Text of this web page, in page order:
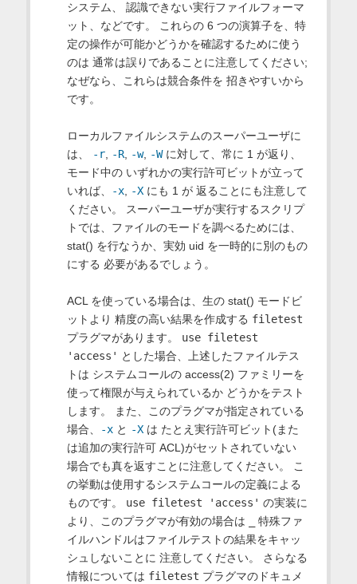
システム、 認識できない実行ファイルフォーマ
ット、などです。 これらの 6 つの演算子を、特
定の操作が可能かどうかを確認するために使う
のは 通常は誤りであることに注意してください;
なぜなら、これらは競合条件を 招きやすいから
です。
ローカルファイルシステムのスーパーユーザに
は、
-r, -R, -w, -Wに対して、常に 1 が返り、
モード中の いずれかの実行許可ビットが立って
いれば、
-x, -Xにも 1 が 返ることにも注意して
ください。 スーパーユーザが実行するスクリプ
トでは、ファイルのモードを調べるためには、
stat() を行なうか、実効 uid を一時的に別のもの
にする 必要があるでしょう。
ACL を使っている場合は、生の stat() モードビ
ットより 精度の高い結果を作成する filetest
プラグマがあります。 use filetest
'access' とした場合、上述したファイルテス
トは システムコールの access(2) ファミリーを
使って権限が与えられているか どうかをテスト
します。 また、このプラグマが指定されている
場合、
-xと -Xは たとえ実行許可ビット(また
は追加の実行許可 ACL)がセットされていない
場合でも真を返すことに注意してください。 こ
の挙動は使用するシステムコールの定義による
ものです。 use filetest 'access' の実装に
より、このプラグマが有効の場合は
特殊ファ
イルハンドルはファイルテストの結果をキャッ
シュしないことに 注意してください。 さらなる
情報については filetest プラグマのドキュメ